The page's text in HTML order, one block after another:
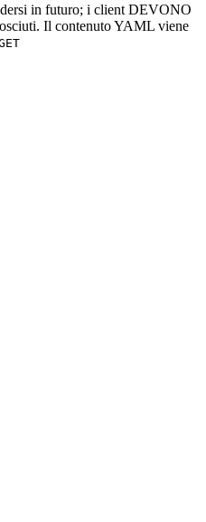
in futuro; i client DEVONO
Il contenuto YAML viene